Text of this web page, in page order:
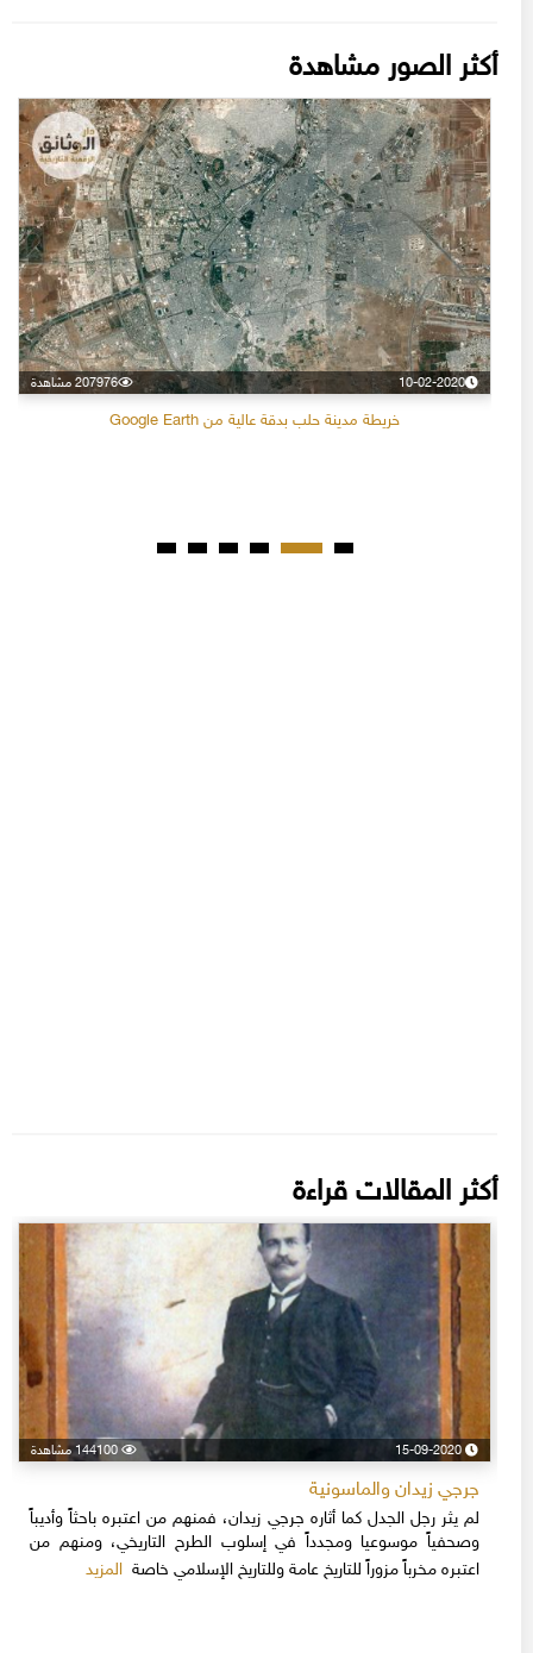
أكثر الصور مشاهدة
10-02-2020 207976 مشاهدة
خريطة مدينة حلب بدقة عالية من Google Earth
أكثر المقالات قراءة
15-09-2020 144100 مشاهدة
جرجي زيدان والماسونية
لم يثر رجل الجدل كما أثاره جرجي زيدان، فمنهم من اعتبره باحثاً وأديباً
وصحفياً موسوعيا ومجدداً في إسلوب الطرح التاريخي، ومنهم من
اعتبره مخرباً مزوراً للتاريخ عامة وللتاريخ الإسلامي خاصةالمزيد